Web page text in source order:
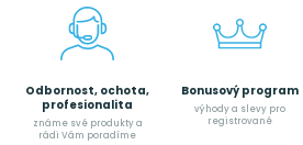
Odbornost, ochota,
profesionalita
známe své produkty a
rádi Vám poradíme
Bonusový program
výhody a slevy pro
registrované